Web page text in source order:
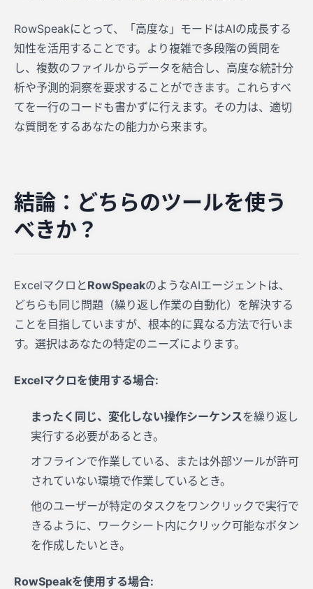
RowSpeakにとって、「高度な」モードはAIの成長する
知性を活用することです。より複雑で多段階の質問を
し、複数のファイルからデータを結合し、高度な統計分
析や予測的洞察を要求することができます。これらすべ
てを一行のコードも書かずに行えます。その力は、適切
な質問をするあなたの能力から来ます。
結論：どちらのツールを使う
べきか？
Excelマクロと RowSpeakのようなAIエージェントは、
どちらも同じ問題（繰り返し作業の自動化）を解決する
ことを目指していますが、根本的に異なる方法で行いま
す。選択はあなたの特定のニーズによります。
Excelマクロを使用する場合:
まったく同じ、変化しない操作シーケンスを繰り返し
実行する必要があるとき。
オフラインで作業している、または外部ツールが許可
されていない環境で作業しているとき。
他のユーザーが特定のタスクをワンクリックで実行で
きるように、ワークシート内にクリック可能なボタン
を作成したいとき。
RowSpeakを使用する場合: